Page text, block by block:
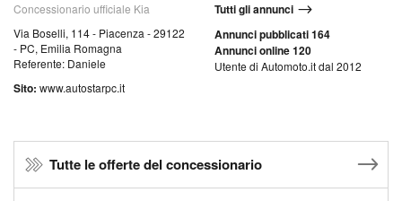
Concessionario ufficiale Kia
Via Boselli, 114 - Piacenza - 29122
- PC, Emilia Romagna
Referente: Daniele
Sito: www.autostarpc.it
Tutti gli annunci
Annunci pubblicati 164
Annunci online 120
Utente di Automoto.it dal 2012
Tutte le offerte del concessionario